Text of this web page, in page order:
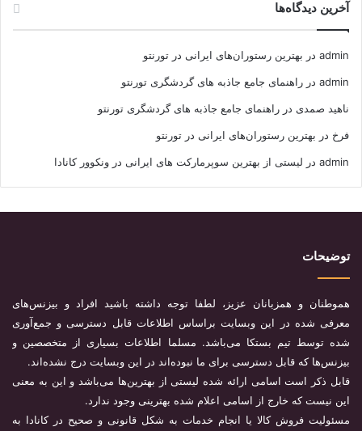
آخرین دیدگاه‌ها
admin در بهترین رستوران‌های ایرانی در تورنتو
admin در راهنمای جامع جاذبه های گردشگری تورنتو
ناهید صمدی در راهنمای جامع جاذبه های گردشگری تورنتو
فرخ در بهترین رستوران‌های ایرانی در تورنتو
admin در لیستی از بهترین سوپرمارکت های ایرانی در ونکوور کانادا
توضیحات
هموطنان و همزبانان عزیز، لطفا توجه داشته باشید افراد و بیزنس‌های
معرفی شده در این وبسایت براساس اطلاعات قابل دسترسی و جمع‌آوری
شده توسط تیم بستکا می‌باشد. مسلما اطلاعات بسیاری از متخصصین و
بیزنس‌ها که قابل دسترسی برای ما نبوده‌اند در این وبسایت درج نشده‌اند.
قابل ذکر است اسامی ارائه شده لیستی از بهترین‌ها می‌باشد و این به معنی
این نیست که خارج از اسامی اعلام شده بهترینی وجود ندارد.
مسئولیت فروش کالا یا انجام خدمات به شکل قانونی و صحیح در کانادا به